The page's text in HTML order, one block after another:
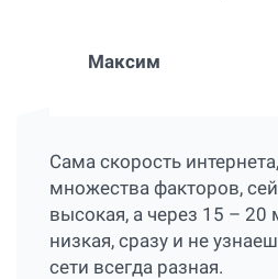
Максим
Сама скорость
множества факторов,
высокая, а через 15 – 20
низкая, сразу и не
сети всегда разная.